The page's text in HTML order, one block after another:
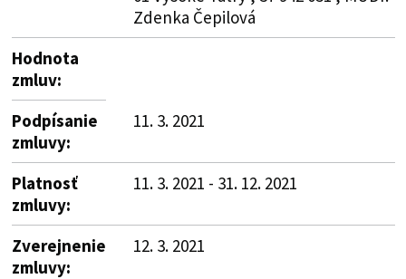
Zdenka Čepilová
Hodnota
zmluv:
Podpísanie
zmluvy:
11. 3. 2021
Platnosť
zmluvy:
11. 3. 2021 - 31. 12. 2021
Zverejnenie
zmluvy:
12. 3. 2021